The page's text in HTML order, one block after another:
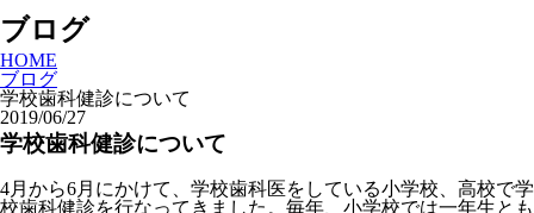
ブログ
HOME
ブログ
学校歯科健診について
2019/06/27
学校歯科健診について
4月から6月にかけて、学校歯科医をしている小学校、高校で学
校歯科健診を行なってきました。毎年、小学校では一年生とも